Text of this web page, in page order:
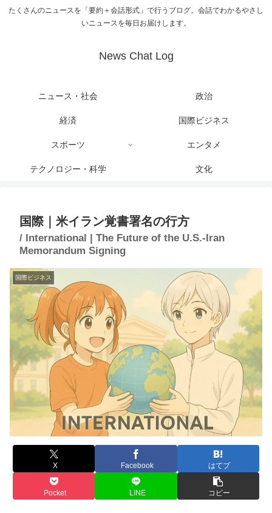
たくさんのニュースを「要約＋会話形式」で行うブログ。会話でわかるやさし
いニュースを毎日お届けします。
News Chat Log
ニュース・社会 政治
経済 国際ビジネス
スポーツ エンタメ
テクノロジー・科学 文化
国際｜米イラン覚書署名の行方
/ International | The Future of the U.S.-Iran
Memorandum Signing
国際ビジネス
X Facebook はてブ
Pocket LINE コピー